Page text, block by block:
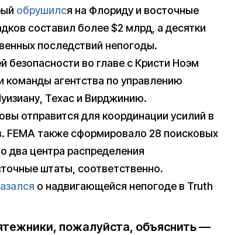
обрушился на Флориду и восточные
составил более $2 млрд, а десятки
последствий непогоды.
безопасности во главе с Кристи Ноэм
команды агентства по управлению
Техас и Вирджинию.
отправится для координации усилий в
FEMA также сформировало 28 поисковых
два центра распределения
штаты, соответственно.
о надвигающейся непогоде в Truth
пожалуйста, объяснить —